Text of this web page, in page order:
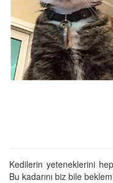
Kedilerin yeteneklerini
Bu kadarını biz bile